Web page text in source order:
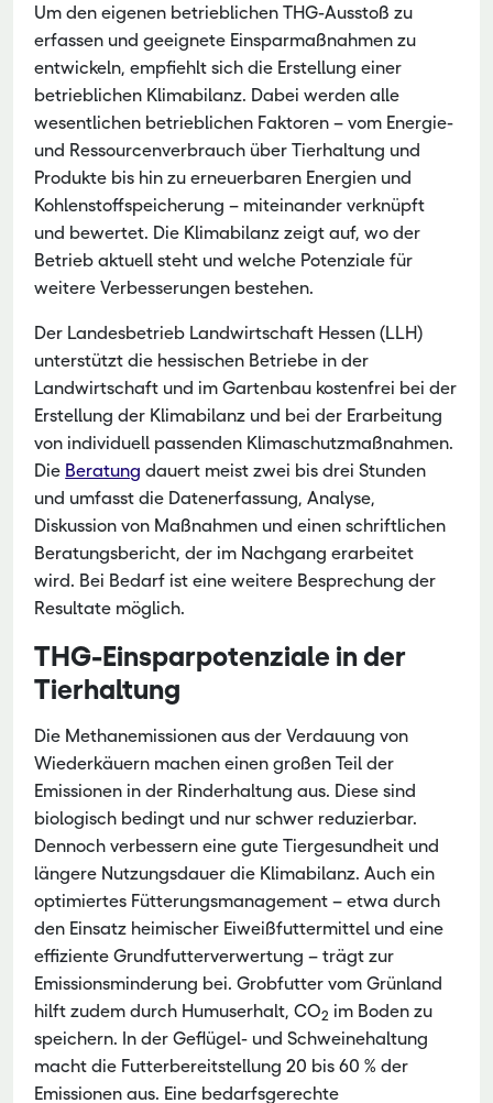
Um den eigenen betrieblichen THG-Ausstoß zu
erfassen und geeignete Einsparmaßnahmen zu
entwickeln, empfiehlt sich die Erstellung einer
betrieblichen Klimabilanz. Dabei werden alle
wesentlichen betrieblichen Faktoren – vom Energie-
und Ressourcenverbrauch über Tierhaltung und
Produkte bis hin zu erneuerbaren Energien und
Kohlenstoffspeicherung – miteinander verknüpft
und bewertet. Die Klimabilanz zeigt auf, wo der
Betrieb aktuell steht und welche Potenziale für
weitere Verbesserungen bestehen.
Der Landesbetrieb Landwirtschaft Hessen (LLH)
unterstützt die hessischen Betriebe in der
Landwirtschaft und im Gartenbau kostenfrei bei der
Erstellung der Klimabilanz und bei der Erarbeitung
von individuell passenden Klimaschutzmaßnahmen.
Die Beratung dauert meist zwei bis drei Stunden
und umfasst die Datenerfassung, Analyse,
Diskussion von Maßnahmen und einen schriftlichen
Beratungsbericht, der im Nachgang erarbeitet
wird. Bei Bedarf ist eine weitere Besprechung der
Resultate möglich.
THG-Einsparpotenziale in der
Tierhaltung
Die Methanemissionen aus der Verdauung von
Wiederkäuern machen einen großen Teil der
Emissionen in der Rinderhaltung aus. Diese sind
biologisch bedingt und nur schwer reduzierbar.
Dennoch verbessern eine gute Tiergesundheit und
längere Nutzungsdauer die Klimabilanz. Auch ein
optimiertes Fütterungsmanagement – etwa durch
den Einsatz heimischer Eiweißfuttermittel und eine
effiziente Grundfutterverwertung – trägt zur
Emissionsminderung bei. Grobfutter vom Grünland
hilft zudem durch Humuserhalt, CO2 im Boden zu
speichern. In der Geflügel- und Schweinehaltung
macht die Futterbereitstellung 20 bis 60 % der
Emissionen aus. Eine bedarfsgerechte